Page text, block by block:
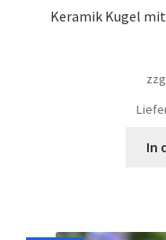
Keramik Kugel
In